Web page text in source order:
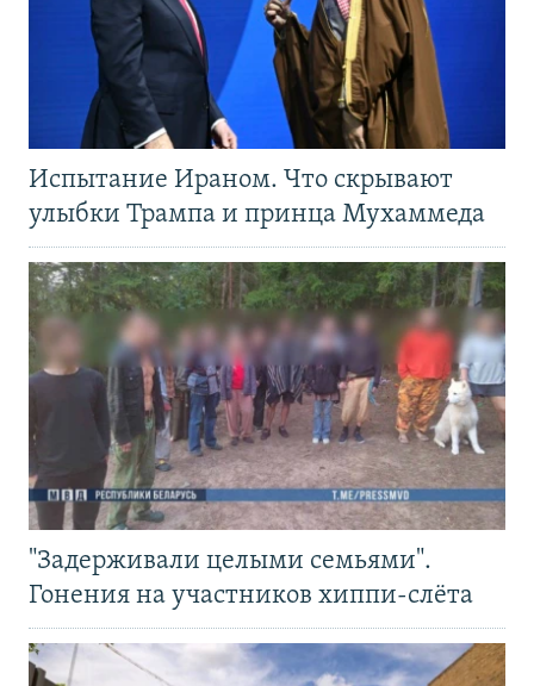
Испытание Ираном. Что скрывают
улыбки Трампа и принца Мухаммеда
"Задерживали целыми семьями".
Гонения на участников хиппи-слёта